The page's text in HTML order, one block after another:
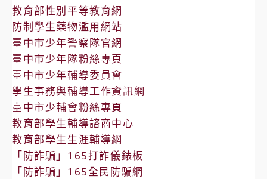
教育部性別平等教育網
防制學生藥物濫用網站
臺中市少年警察隊官網
臺中市少年隊粉絲專頁
臺中市少年輔導委員會
學生事務與輔導工作資訊網
臺中市少輔會粉絲專頁
教育部學生輔導諮商中心
教育部學生生涯輔導網
「防詐騙」165打詐儀錶板
「防詐騙」165全民防騙網